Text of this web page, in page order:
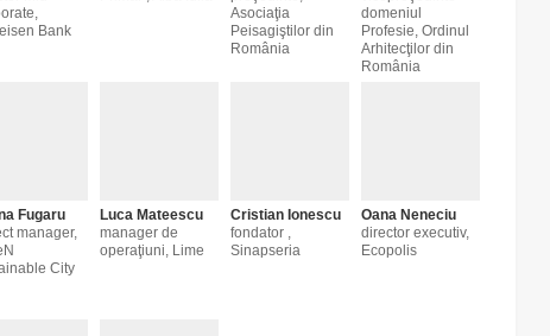
Bank
Asociaţia
Peisagiştilor din
România
domeniul
Profesie, Ordinul
Arhitecţilor din
România
Fugaru
manager,
City
Luca Mateescu
manager de
operaţiuni, Lime
Cristian Ionescu
fondator ,
Sinapseria
Oana Neneciu
director executiv,
Ecopolis